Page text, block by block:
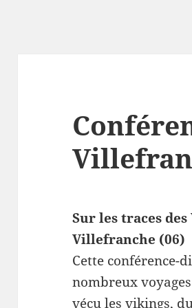
Sur les traces
Villefranche (06)
Cette conférence-
nombreux
vécu les vikings,